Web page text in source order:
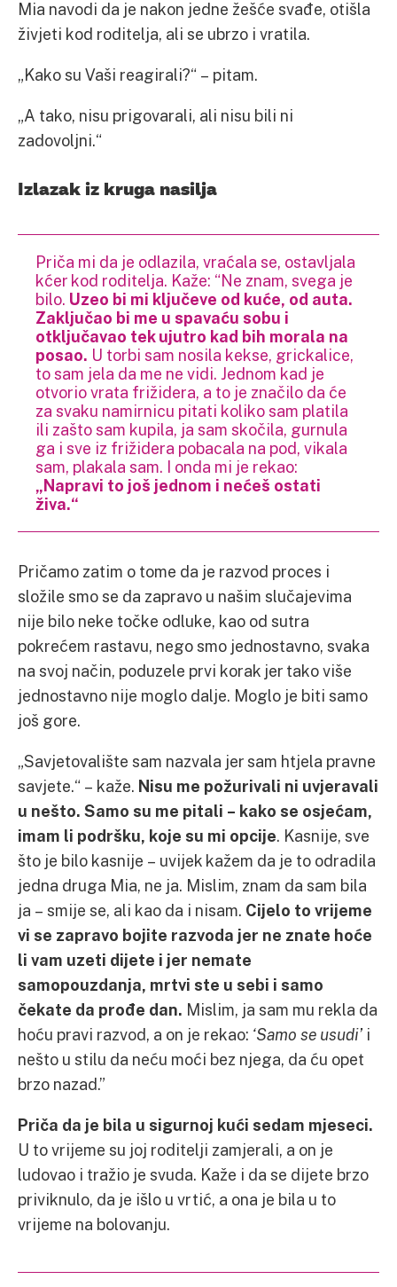
Mia navodi da je nakon jedne žešće svađe, otišla
živjeti kod roditelja, ali se ubrzo i vratila.
„Kako su Vaši reagirali?“ – pitam.
„A tako, nisu prigovarali, ali nisu bili ni
zadovoljni.“
Izlazak iz kruga nasilja
Priča mi da je odlazila, vraćala se, ostavljala
kćer kod roditelja. Kaže: “Ne znam, svega je
bilo. Uzeo bi mi ključeve od kuće, od auta.
Zaključao bi me u spavaću sobu i
otključavao tek ujutro kad bih morala na
posao. U torbi sam nosila kekse, grickalice,
to sam jela da me ne vidi. Jednom kad je
otvorio vrata frižidera, a to je značilo da će
za svaku namirnicu pitati koliko sam platila
ili zašto sam kupila, ja sam skočila, gurnula
ga i sve iz frižidera pobacala na pod, vikala
sam, plakala sam. I onda mi je rekao:
„Napravi to još jednom i nećeš ostati
živa.“
Pričamo zatim o tome da je razvod proces i
složile smo se da zapravo u našim slučajevima
nije bilo neke točke odluke, kao od sutra
pokrećem rastavu, nego smo jednostavno, svaka
na svoj način, poduzele prvi korak jer tako više
jednostavno nije moglo dalje. Moglo je biti samo
još gore.
„Savjetovalište sam nazvala jer sam htjela pravne
savjete.“ – kaže. Nisu me požurivali ni uvjeravali
u nešto. Samo su me pitali – kako se osjećam,
imam li podršku, koje su mi opcije. Kasnije, sve
što je bilo kasnije – uvijek kažem da je to odradila
jedna druga Mia, ne ja. Mislim, znam da sam bila
ja – smije se, ali kao da i nisam. Cijelo to vrijeme
vi se zapravo bojite razvoda jer ne znate hoće
li vam uzeti dijete i jer nemate
samopouzdanja, mrtvi ste u sebi i samo
čekate da prođe dan. Mislim, ja sam mu rekla da
hoću pravi razvod, a on je rekao: ‘Samo se usudi’ i
nešto u stilu da neću moći bez njega, da ću opet
brzo nazad.”
Priča da je bila u sigurnoj kući sedam mjeseci.
U to vrijeme su joj roditelji zamjerali, a on je
ludovao i tražio je svuda. Kaže i da se dijete brzo
priviknulo, da je išlo u vrtić, a ona je bila u to
vrijeme na bolovanju.